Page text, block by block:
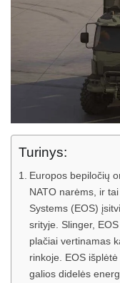
Turinys:
Europos bepiločių
NATO narėms, ir
Systems (EOS)
srityje. Slinger,
plačiai vertinamas
rinkoje. EOS
galios didelės